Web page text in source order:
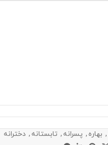
, بهاره , پسرانه , تابستانه , دخترانه